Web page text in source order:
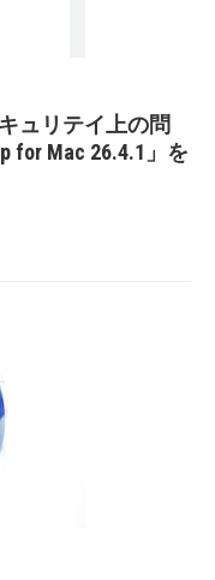
ュリテイ上の問
for Mac 26.4.1」を